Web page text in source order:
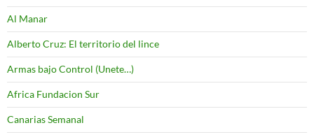
Al Manar
Alberto Cruz: El territorio del lince
Armas bajo Control (Unete…)
Africa Fundacion Sur
Canarias Semanal